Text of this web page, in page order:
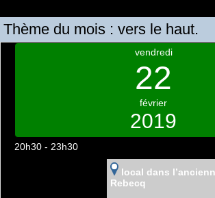
Thème du mois : vers le haut.
vendredi
22
février
2019
20h30 - 23h30
local dans
Rebecq